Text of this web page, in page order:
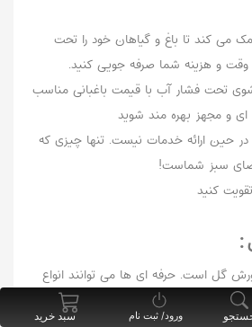
می کند تا باغ و گیاهان خود را تحت
وقت و هزینه شما صرفه جویی کنید.
تحت فشار آب با قیمت باغبانی مناسب
و مجهز بهره مند شوید
در حین ارائه خدمات نیست. تنها چیزی که
سبز شماست!
کنید
گل است. حرفه ای ها می توانند انواع
شما ایجاد کنند: یک باغ از پیش طراحی شده
ورود/ ثبت نام سبد خرید